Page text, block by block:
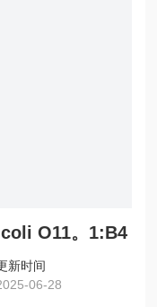
O11。1:B4
新时间
06-28